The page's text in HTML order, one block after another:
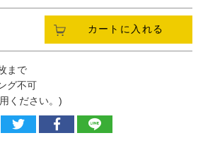
カートに入れる
まで
グ不可
ください。)